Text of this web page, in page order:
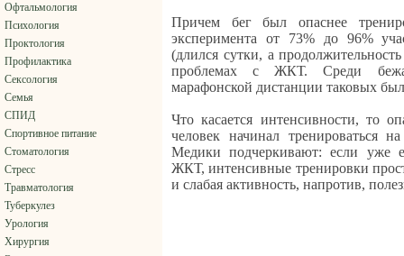
Офтальмология
Психология
Проктология
Профилактика
Сексология
Семья
СПИД
Спортивное питание
Стоматология
Стресс
Травматология
Туберкулез
Урология
Хирургия
Причем бег был опаснее
эксперимента от 73% до 96%
(длился сутки, а
проблемах с ЖКТ. Среди
марафонской дистанции таковых
Что касается интенсивности, то
человек начинал тренироваться
Медики подчеркивают: если уже
ЖКТ, интенсивные тренировки
и слабая активность, напротив,